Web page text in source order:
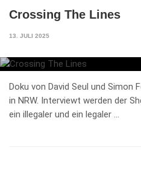
Crossing The Lines
13. JULI 2025
Doku von David Seul und Simon
in NRW. Interviewt werden der
ein illegaler und ein legaler …